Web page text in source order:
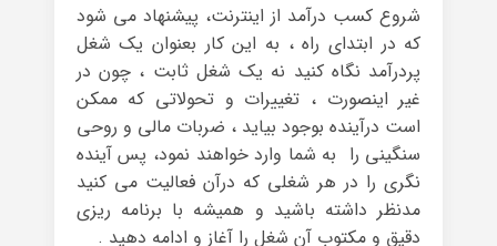
شروع کسب درآمد از اینترنت، پیشنهاد می شود
که در ابتدای راه ، به این کار بعنوان یک شغل
پردرآمد نگاه کنید نه یک شغل ثابت ، چون در
غیر اینصورت ، تغییرات و تحولاتی که ممکن
است درآینده بوجود بیاید ، ضربات مالی و روحی
سنگینی را به شما وارد خواهند نمود، پس آینده
نگری را در هر شغلی که درآن فعالیت می کنید
مدنظر داشته باشید و همیشه با برنامه ریزی
دقیق و مکتوب آن شغل را آغاز و ادامه دهید .